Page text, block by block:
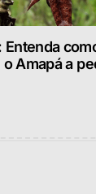
Amapá a